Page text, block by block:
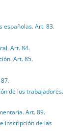
españolas. Art. 83.
Art. 84.
Art. 85.
de los trabajadores.
Art. 89.
inscripción de las